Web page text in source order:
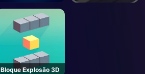
Bloque Explosão 3D